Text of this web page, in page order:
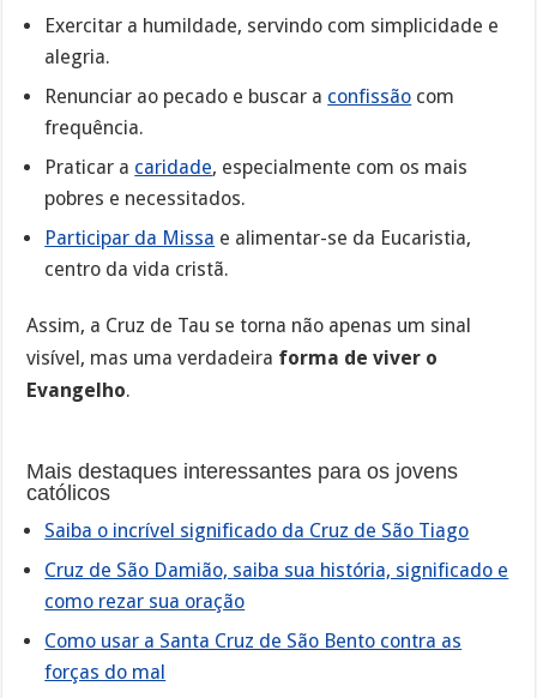
Exercitar a humildade, servindo com simplicidade e
alegria.
Renunciar ao pecado e buscar a confissão com
frequência.
Praticar a caridade, especialmente com os mais
pobres e necessitados.
Participar da Missa e alimentar-se da Eucaristia,
centro da vida cristã.
Assim, a Cruz de Tau se torna não apenas um sinal
visível, mas uma verdadeira forma de viver o
Evangelho.
Mais destaques interessantes para os jovens
católicos
Saiba o incrível significado da Cruz de São Tiago
Cruz de São Damião, saiba sua história, significado e
como rezar sua oração
Como usar a Santa Cruz de São Bento contra as
forças do mal